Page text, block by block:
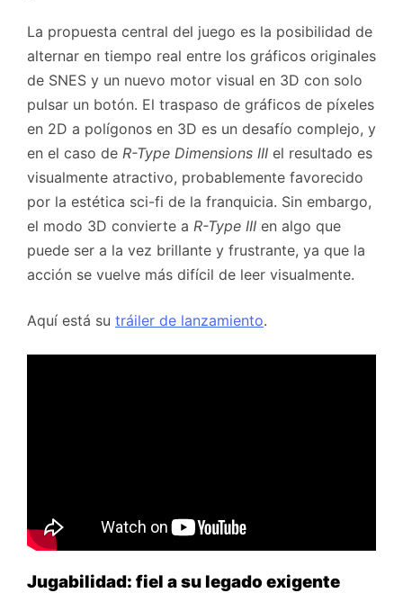
La propuesta central del juego es la posibilidad de
alternar en tiempo real entre los gráficos originales
de SNES y un nuevo motor visual en 3D con solo
pulsar un botón. El traspaso de gráficos de píxeles
en 2D a polígonos en 3D es un desafío complejo, y
en el caso de R-Type Dimensions III el resultado es
visualmente atractivo, probablemente favorecido
por la estética sci-fi de la franquicia. Sin embargo,
el modo 3D convierte a R-Type III en algo que
puede ser a la vez brillante y frustrante, ya que la
acción se vuelve más difícil de leer visualmente.
Aquí está su tráiler de lanzamiento.
Jugabilidad: fiel a su legado exigente